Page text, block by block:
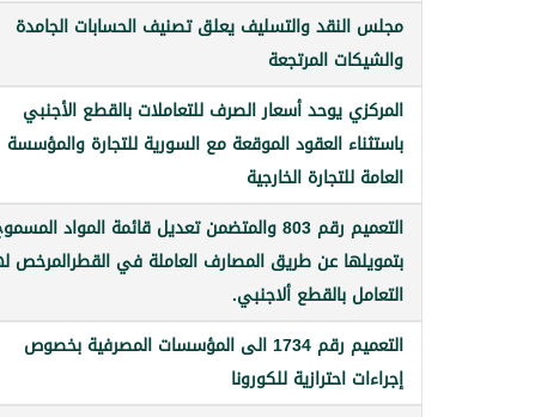
مجلس النقد والتسليف يعلق تصنيف الحسابات الجامدة
والشيكات المرتجعة
المركزي يوحد أسعار الصرف للتعاملات بالقطع الأجنبي
باستثناء العقود الموقعة مع السورية للتجارة والمؤسسة
العامة للتجارة الخارجية
التعميم رقم 803 والمتضمن تعديل قائمة المواد
بتمويلها عن طريق المصارف العاملة في القطرالمرخص
التعامل بالقطع ألاجنبي.
التعميم رقم 1734 الى المؤسسات المصرفية بخصوص
إجراءات احترازية للكورونا